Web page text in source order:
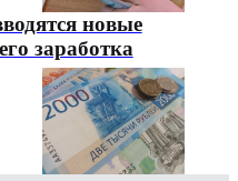
новые
заработка